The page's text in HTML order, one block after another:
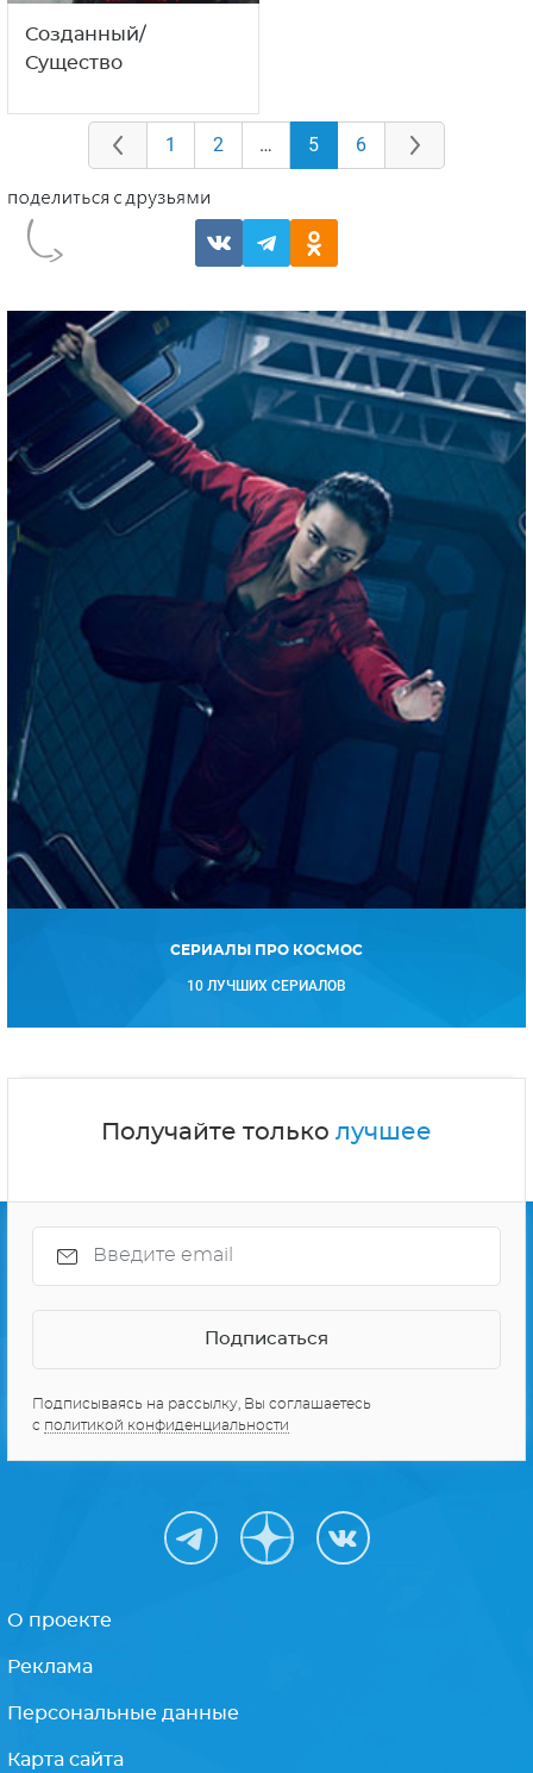
Созданный/
Существо
1 2 … 5 6
СЕРИАЛЫ ПРО КОСМОС
10 ЛУЧШИХ СЕРИАЛОВ
Получайте только лучшее
Подписываясь на рассылку, Вы соглашаетесь
с политикой конфиденциальности
О проекте
Реклама
Персональные данные
Карта сайта